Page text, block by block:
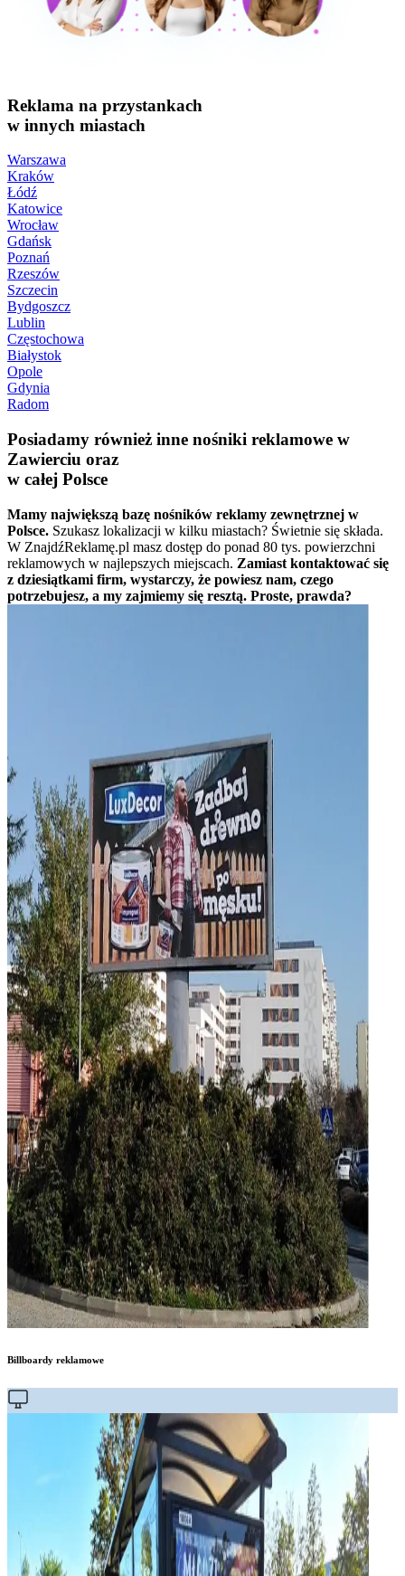
Reklama na przystankach
w innych miastach
Warszawa
Kraków
Łódź
Katowice
Wrocław
Gdańsk
Poznań
Rzeszów
Szczecin
Bydgoszcz
Lublin
Częstochowa
Białystok
Opole
Gdynia
Radom
Posiadamy również inne nośniki reklamowe w
Zawierciu oraz
w całej Polsce
Mamy największą bazę nośników reklamy zewnętrznej w
Polsce. Szukasz lokalizacji w kilku miastach? Świetnie się składa.
W ZnajdźReklamę.pl masz dostęp do ponad 80 tys. powierzchni
reklamowych w najlepszych miejscach. Zamiast kontaktować się
z dziesiątkami firm, wystarczy, że powiesz nam, czego
potrzebujesz, a my zajmiemy się resztą. Proste, prawda?
Billboardy reklamowe